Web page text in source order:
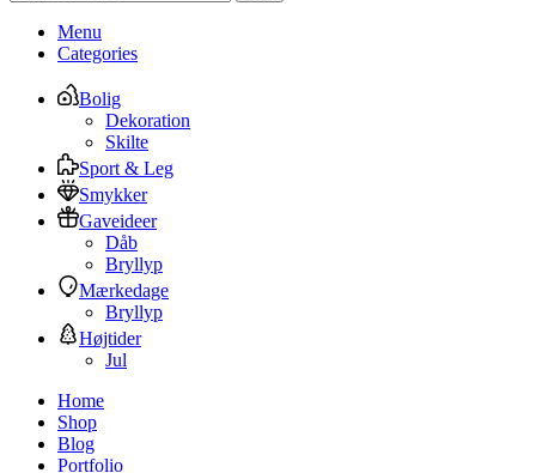
Menu
Categories
Bolig
Dekoration
Skilte
Sport & Leg
Smykker
Gaveideer
Dåb
Bryllyp
Mærkedage
Bryllyp
Højtider
Jul
Home
Shop
Blog
Portfolio